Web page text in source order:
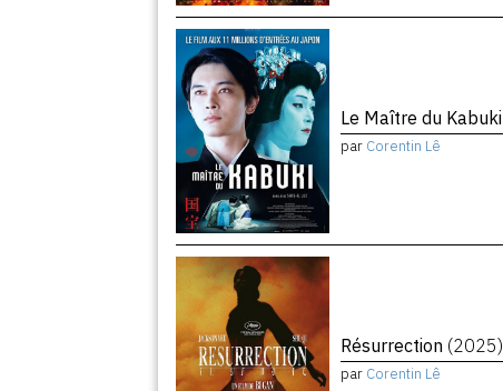
Le Maître du Kabuki
par Corentin Lê
Résurrection (2025)
par Corentin Lê